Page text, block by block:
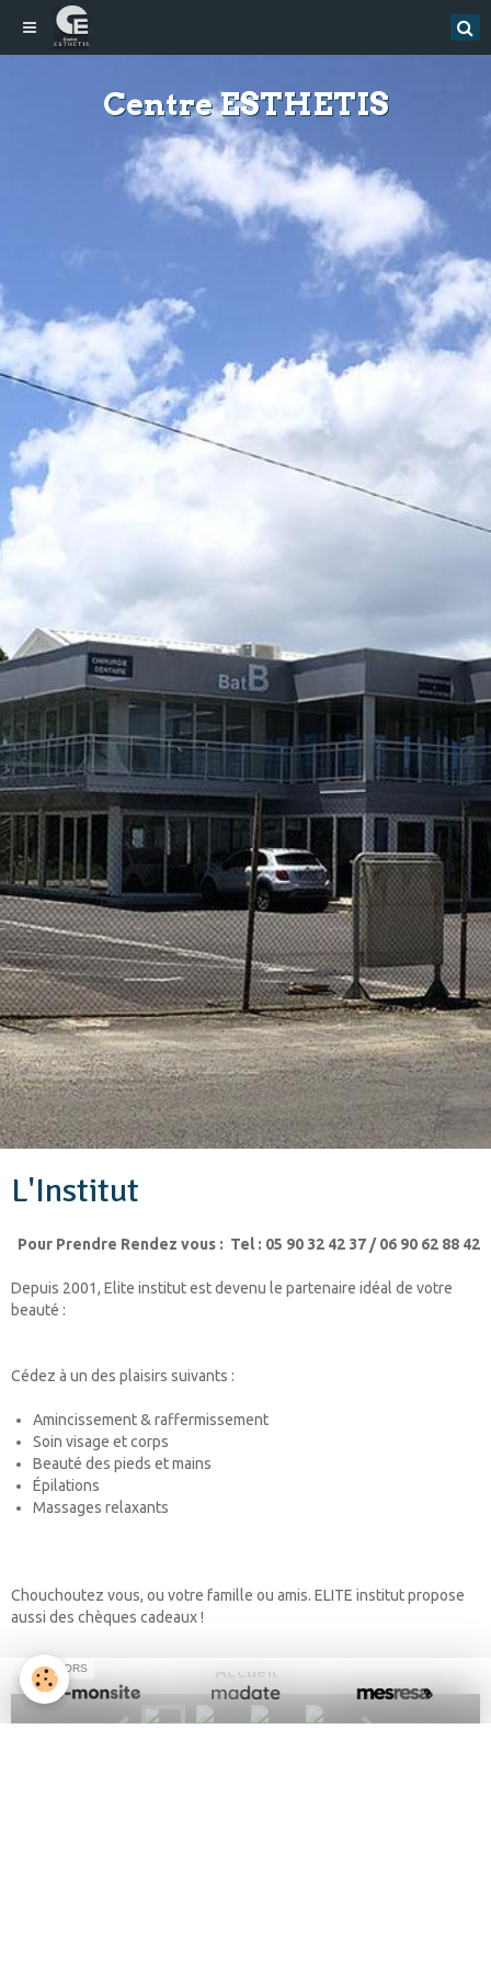
Centre ESTHETIS
L'Institut
Pour Prendre Rendez vous : Tel : 05 90 32 42 37/06 90 62 88 42
Depuis 2001, Elite institut est devenu le partenaire idéal de votre
beauté :
Cédez à un des plaisirs suivants :
Amincissement & raffermissement
Soin visage et corps
Beauté des pieds et mains
Épilations
Massages relaxants
Chouchoutez vous, ou votre famille ou amis. ELITE institut propose
aussi des chèques cadeaux !
Accueil
SPONSORS